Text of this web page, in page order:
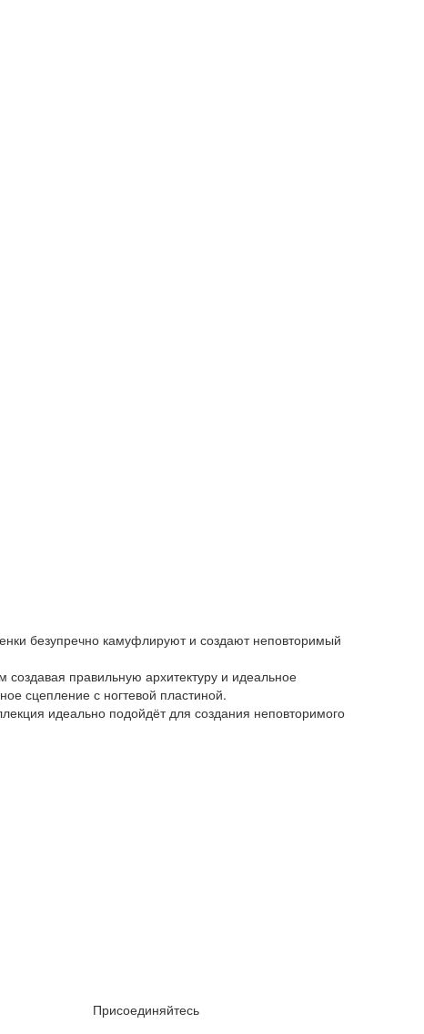
безупречно камуфлируют и создают неповторимый
правильную архитектуру и идеальное
сцепление с ногтевой пластиной.
идеально подойдёт для создания неповторимого
Присоединяйтесь